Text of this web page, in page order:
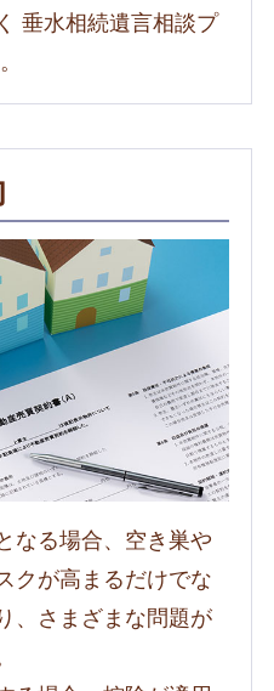
垂水相続遺言相談プ
なる場合、空き巣や
クが高まるだけでな
、さまざまな問題が